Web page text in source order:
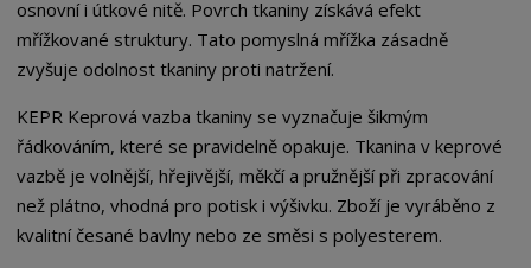
osnovní i útkové nitě. Povrch tkaniny získává efekt
mřížkované struktury. Tato pomyslná mřížka zásadně
zvyšuje odolnost tkaniny proti natržení.
KEPR Keprová vazba tkaniny se vyznačuje šikmým
řádkováním, které se pravidelně opakuje. Tkanina v keprové
vazbě je volnější, hřejivější, měkčí a pružnější při zpracování
než plátno, vhodná pro potisk i výšivku. Zboží je vyráběno z
kvalitní česané bavlny nebo ze směsi s polyesterem.